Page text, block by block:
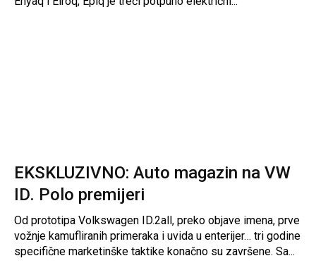
EKSKLUZIVNO: Auto magazin na VW
ID. Polo premijeri
Od prototipa Volkswagen ID.2all, preko objave imena, prve
vožnje kamufliranih primeraka i uvida u enterijer… tri godine
specifične marketinške taktike konačno su završene. Sa...